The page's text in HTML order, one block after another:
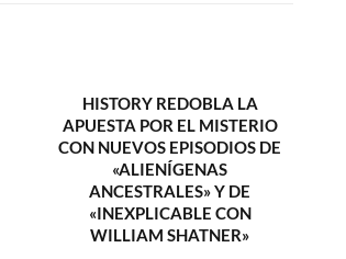
HISTORY REDOBLA LA
APUESTA POR EL MISTERIO
CON NUEVOS EPISODIOS DE
«ALIENÍGENAS
ANCESTRALES» Y DE
«INEXPLICABLE CON
WILLIAM SHATNER»